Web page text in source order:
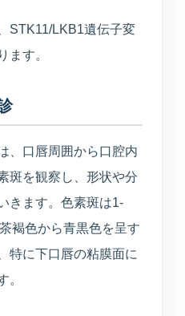
STK11/LKB1遺伝子変
ます。
、口唇周囲から口腔内
斑を観察し、形状や分
きます。色素斑は1-
褐色から青黒色を呈す
特に下口唇の粘膜面に
。